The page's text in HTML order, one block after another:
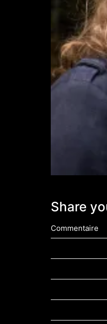
Share
Commentaire